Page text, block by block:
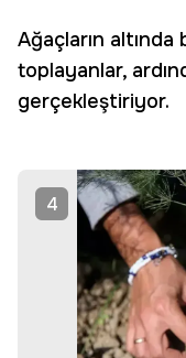
Ağaçların altında
toplayanlar,
gerçekleştiriyor.
4